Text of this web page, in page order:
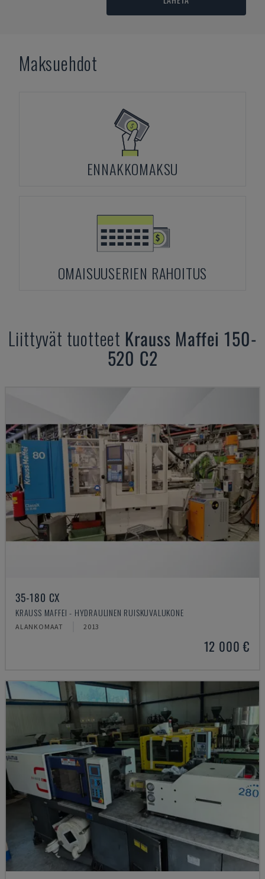
Maksuehdot
ENNAKKOMAKSU
OMAISUUSERIEN RAHOITUS
Liittyvät tuotteet Krauss Maffei 150-
520 C2
35-180 CX
KRAUSS MAFFEI - HYDRAULINEN RUISKUVALUKONE
ALANKOMAAT 2013
12 000 €